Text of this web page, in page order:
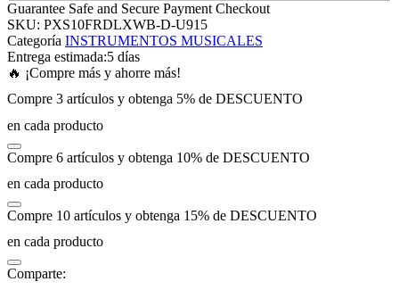
Guarantee Safe and Secure Payment Checkout
SKU: PXS10FRDLXWB-D-U915
Categoría INSTRUMENTOS MUSICALES
Entrega estimada:5 días
🔥 ¡Compre más y ahorre más!
Compre 3 artículos y obtenga 5% de DESCUENTO
en cada producto
Compre 6 artículos y obtenga 10% de DESCUENTO
en cada producto
Compre 10 artículos y obtenga 15% de DESCUENTO
en cada producto
Comparte: